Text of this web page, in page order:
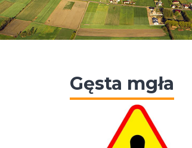
Gęsta mgła